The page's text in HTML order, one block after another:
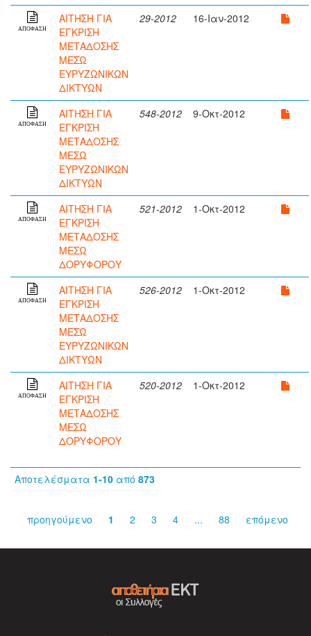
ΑΠΟΦΑΣΗ
ΑΙΤΗΣΗ ΓΙΑ
ΕΓΚΡΙΣΗ
ΜΕΤΑΔΟΣΗΣ
ΜΕΣΩ
ΕΥΡΥΖΩΝΙΚΩΝ
ΔΙΚΤΥΩΝ
29-2012 16-Ιαν-2012
ΑΠΟΦΑΣΗ
ΑΙΤΗΣΗ ΓΙΑ
ΕΓΚΡΙΣΗ
ΜΕΤΑΔΟΣΗΣ
ΜΕΣΩ
ΕΥΡΥΖΩΝΙΚΩΝ
ΔΙΚΤΥΩΝ
548-2012 9-Οκτ-2012
ΑΠΟΦΑΣΗ
ΑΙΤΗΣΗ ΓΙΑ
ΕΓΚΡΙΣΗ
ΜΕΤΑΔΟΣΗΣ
ΜΕΣΩ
ΔΟΡΥΦΟΡΟΥ
521-2012 1-Οκτ-2012
ΑΠΟΦΑΣΗ
ΑΙΤΗΣΗ ΓΙΑ
ΕΓΚΡΙΣΗ
ΜΕΤΑΔΟΣΗΣ
ΜΕΣΩ
ΕΥΡΥΖΩΝΙΚΩΝ
ΔΙΚΤΥΩΝ
526-2012 1-Οκτ-2012
ΑΠΟΦΑΣΗ
ΑΙΤΗΣΗ ΓΙΑ
ΕΓΚΡΙΣΗ
ΜΕΤΑΔΟΣΗΣ
ΜΕΣΩ
ΔΟΡΥΦΟΡΟΥ
520-2012 1-Οκτ-2012
Αποτελέσματα 1-10 από 873
προηγούμενο 1 2 3 4 ... 88 επόμενο